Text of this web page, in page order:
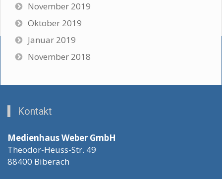
November 2019
Oktober 2019
Januar 2019
November 2018
Kontakt
Medienhaus Weber GmbH
Theodor-Heuss-Str. 49
88400 Biberach